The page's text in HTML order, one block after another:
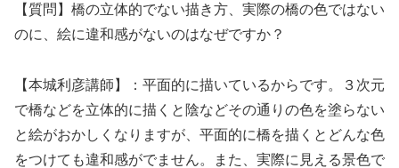
【質問】橋の立体的でない描き方、実際の橋の色ではない
のに、絵に違和感がないのはなぜですか？
【本城利彦講師】：平面的に描いているからです。３次元
で橋などを立体的に描くと陰などその通りの色を塗らない
と絵がおかしくなりますが、平面的に橋を描くとどんな色
をつけても違和感がでません。また、実際に見える景色で